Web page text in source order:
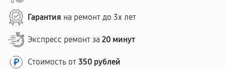
Гарантия на ремонт до 3х лет
Экспресс ремонт за 20 минут
Стоимость от 350 рублей